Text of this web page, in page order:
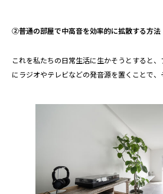
②普通の部屋で中高音を効率的に拡散する方法
これを私たちの日常生活に生かそうとすると
にラジオやテレビなどの発音源を置くことで、